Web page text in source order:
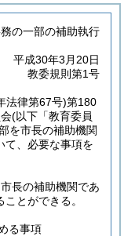
の一部の補助執行
平成30年3月20日
教委規則第1号
法律第67号)第180
(以下「教育委員
を市長の補助機関
て、必要な事項を
長の補助機関であ
とができる。
る事項